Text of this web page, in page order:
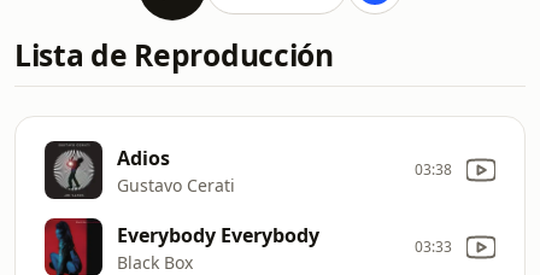
Lista de Reproducción
Adios
Gustavo Cerati
03:38
Everybody Everybody
Black Box
03:33